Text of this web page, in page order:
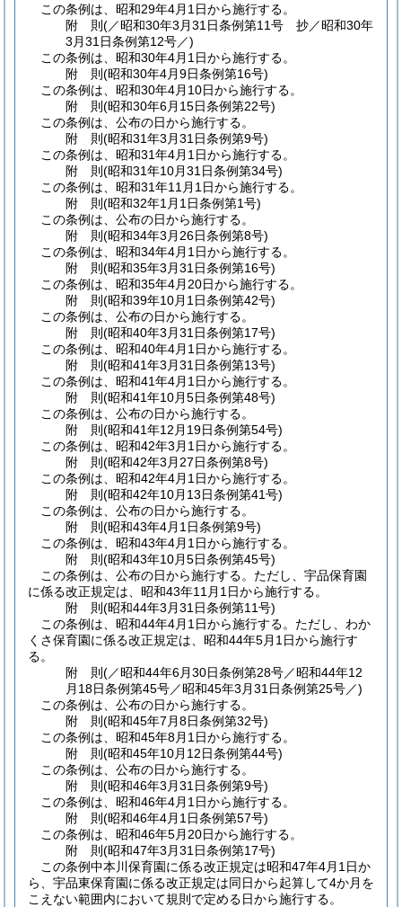
この条例は、昭和29年4月1日から施行する。
附 則(／昭和30年3月31日条例第11号 抄／昭和30年
3月31日条例第12号／)
この条例は、昭和30年4月1日から施行する。
附 則(昭和30年4月9日条例第16号)
この条例は、昭和30年4月10日から施行する。
附 則(昭和30年6月15日条例第22号)
この条例は、公布の日から施行する。
附 則(昭和31年3月31日条例第9号)
この条例は、昭和31年4月1日から施行する。
附 則(昭和31年10月31日条例第34号)
この条例は、昭和31年11月1日から施行する。
附 則(昭和32年1月1日条例第1号)
この条例は、公布の日から施行する。
附 則(昭和34年3月26日条例第8号)
この条例は、昭和34年4月1日から施行する。
附 則(昭和35年3月31日条例第16号)
この条例は、昭和35年4月20日から施行する。
附 則(昭和39年10月1日条例第42号)
この条例は、公布の日から施行する。
附 則(昭和40年3月31日条例第17号)
この条例は、昭和40年4月1日から施行する。
附 則(昭和41年3月31日条例第13号)
この条例は、昭和41年4月1日から施行する。
附 則(昭和41年10月5日条例第48号)
この条例は、公布の日から施行する。
附 則(昭和41年12月19日条例第54号)
この条例は、昭和42年3月1日から施行する。
附 則(昭和42年3月27日条例第8号)
この条例は、昭和42年4月1日から施行する。
附 則(昭和42年10月13日条例第41号)
この条例は、公布の日から施行する。
附 則(昭和43年4月1日条例第9号)
この条例は、昭和43年4月1日から施行する。
附 則(昭和43年10月5日条例第45号)
この条例は、公布の日から施行する。 ただし、宇品保育園
に係る改正規定は、昭和43年11月1日から施行する。
附 則(昭和44年3月31日条例第11号)
この条例は、昭和44年4月1日から施行する。 ただし、わか
くさ保育園に係る改正規定は、昭和44年5月1日から施行す
る。
附 則(／昭和44年6月30日条例第28号／昭和44年12
月18日条例第45号／昭和45年3月31日条例第25号／)
この条例は、公布の日から施行する。
附 則(昭和45年7月8日条例第32号)
この条例は、昭和45年8月1日から施行する。
附 則(昭和45年10月12日条例第44号)
この条例は、公布の日から施行する。
附 則(昭和46年3月31日条例第9号)
この条例は、昭和46年4月1日から施行する。
附 則(昭和46年4月1日条例第57号)
この条例は、昭和46年5月20日から施行する。
附 則(昭和47年3月31日条例第17号)
この条例中本川保育園に係る改正規定は昭和47年4月1日か
ら、宇品東保育園に係る改正規定は同日から起算して4か月を
こえない範囲内において規則で定める日から施行する。